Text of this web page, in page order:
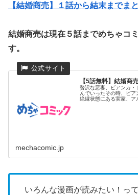
【結婚商売】１話から結末までま
結婚商売は現在５話までめちゃコ
す。
【5話無料】結婚商
贅沢な悪妻、ビアンカ
んでいったその時、ビア
絶縁状態にある実家、ア
mechacomic.jp
いろんな漫画が読みたい！っ